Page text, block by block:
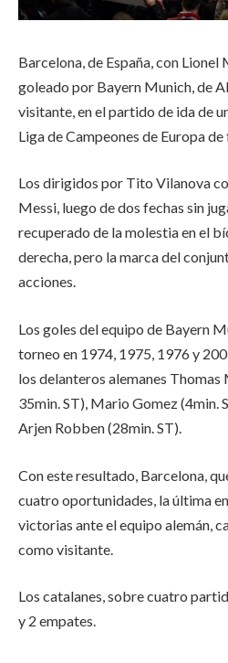
Barcelona, de España, con
goleado por Bayern Munich, de
visitante, en el partido de ida de
Liga de Campeones de Europa
Los dirigidos por Tito Vilanova
Messi, luego de dos fechas sin
recuperado de la molestia en el
derecha, pero la marca del
acciones.
Los goles del equipo de Bayern
torneo en 1974, 1975, 1976 y
los delanteros alemanes
35min. ST), Mario Gomez (4min.
Arjen Robben (28min. ST).
Con este resultado, Barcelona,
cuatro oportunidades, la última
victorias ante el equipo alemán,
como visitante.
Los catalanes, sobre cuatro
y 2 empates.